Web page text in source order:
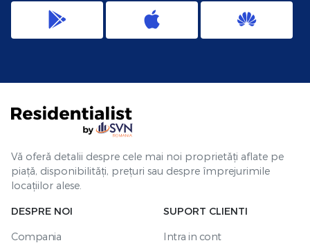
Vă oferă detalii despre cele mai noi proprietăți aflate pe
piață, disponibilități, prețuri sau despre împrejurimile
locațiilor alese.
DESPRE NOI
Compania
SUPORT CLIENTI
Intra in cont